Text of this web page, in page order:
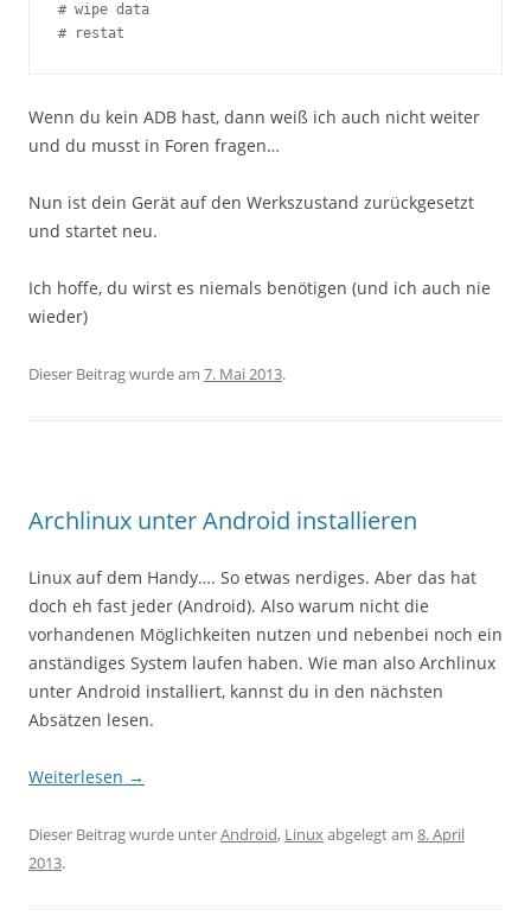
# wipe data
# restat
Wenn du kein ADB hast, dann weiß ich auch nicht weiter
und du musst in Foren fragen…
Nun ist dein Gerät auf den Werkszustand zurückgesetzt
und startet neu.
Ich hoffe, du wirst es niemals benötigen (und ich auch nie
wieder)
Dieser Beitrag wurde am 7. Mai 2013.
Archlinux unter Android installieren
Linux auf dem Handy…. So etwas nerdiges. Aber das hat
doch eh fast jeder (Android). Also warum nicht die
vorhandenen Möglichkeiten nutzen und nebenbei noch ein
anständiges System laufen haben. Wie man also Archlinux
unter Android installiert, kannst du in den nächsten
Absätzen lesen.
Weiterlesen →
Dieser Beitrag wurde unterAndroid, Linuxabgelegt am 8. April
2013.